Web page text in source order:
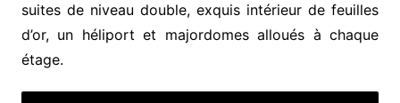
suites de niveau double, exquis intérieur de feuilles
d’or, un héliport et majordomes alloués à chaque
étage.